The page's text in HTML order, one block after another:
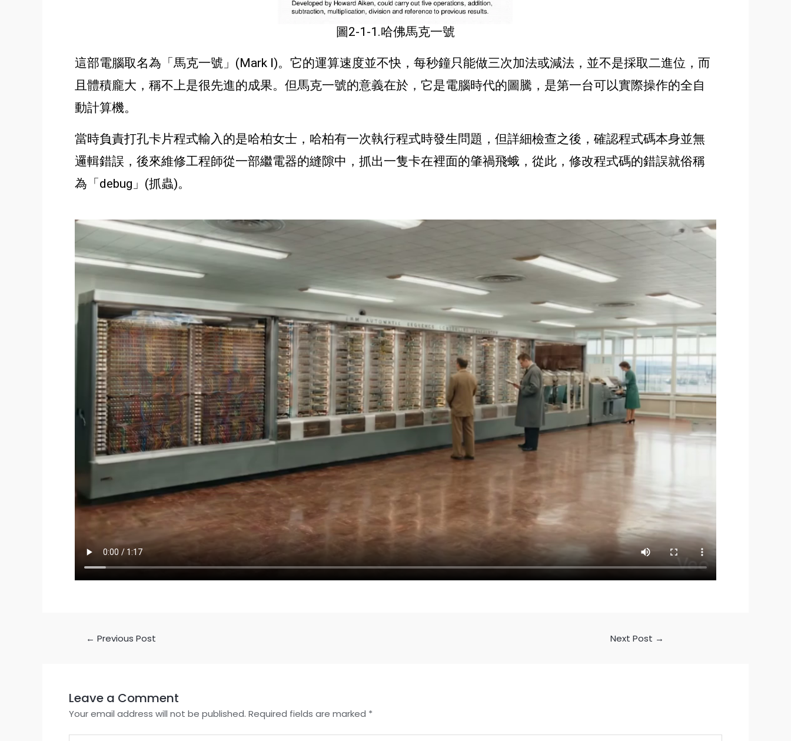
圖2-1-1.哈佛馬克一號
這部電腦取名為「馬克一號」(Mark Ⅰ)。它的運算速度並不快，每秒鐘只能做三次加法或減法，並不是採取二進位，而
且體積龐大，稱不上是很先進的成果。 但馬克一號的意義在於，它是電腦時代的圖騰，是第一台可以實際操作的全自
動計算機。
當時負責打孔卡片程式輸入的是哈柏女士， 哈柏有一次執行程式時發生問題，但詳細檢查之後，確認程式碼本身並無
邏輯錯誤，後來維修工程師從一部繼電器的縫隙中，抓出一隻卡在裡面的肇禍飛蛾，從此，修改程式碼的錯誤就俗稱
為 「debug」(抓蟲)。
← Previous Post Next Post →
Leave a Comment
Your email address will not be published. Required fields are marked *